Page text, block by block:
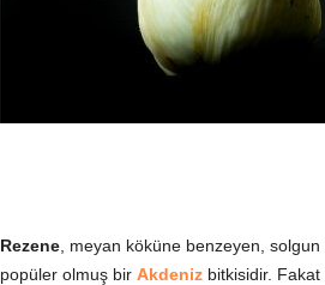
Rezene, meyan köküne benzeyen, solgun
popüler olmuş bir Akdeniz bitkisidir.